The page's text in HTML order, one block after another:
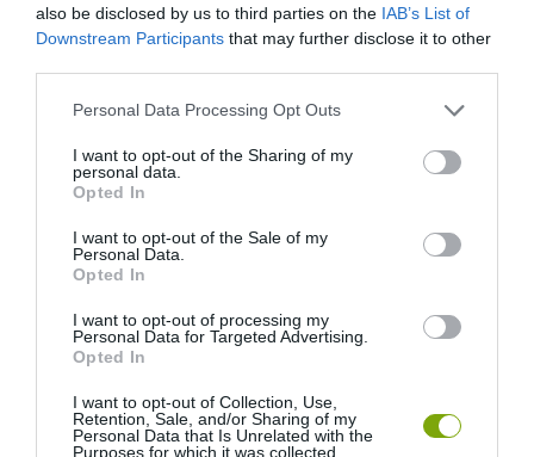
also be disclosed by us to third parties on the IAB’s List of
Downstream Participants that may further disclose it to other
Please note that this website/app uses one or more Google
not limited to your visit or usage behaviour. You may click to
grant or deny consent to Google and its third-party tags to
use your data for below specified purposes in below Google
consent section.
Personal Data Processing Opt Outs
I want to opt-out of the Sharing of my
personal data.
Opted In
I want to opt-out of the Sale of my
Personal Data.
Opted In
I want to opt-out of processing my
Personal Data for Targeted Advertising.
Opted In
I want to opt-out of Collection, Use,
Retention, Sale, and/or Sharing of my
Personal Data that Is Unrelated with the
Purposes for which it was collected.